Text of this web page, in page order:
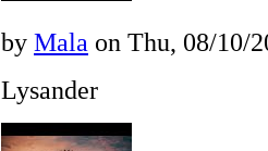
by Mala on Thu, 08/10/
Lysander